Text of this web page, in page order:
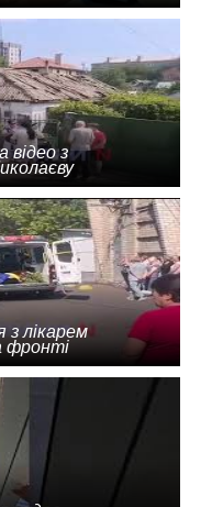
відео з
з лікарем
фронті